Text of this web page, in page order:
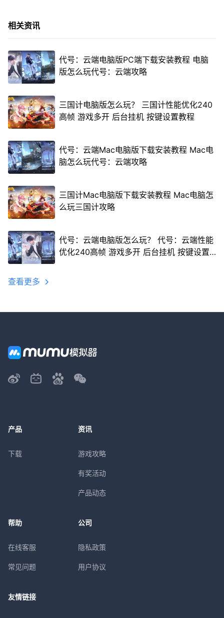
相关资讯
代号：云端电脑版PC端下载安装教程 电脑
版怎么玩代号：云端攻略
三国计电脑版怎么玩？ 三国计性能优化240
高帧 游戏多开 后台挂机 按键设置教程
代号：云端Mac电脑版下载安装教程 Mac电
脑怎么玩代号：云端攻略
三国计Mac电脑版下载安装教程 Mac电脑怎
么玩三国计攻略
代号：云端电脑版怎么玩？ 代号：云端性能
优化240高帧 游戏多开 后台挂机 按键设置
查看更多
产品
下载
资讯
游戏攻略
有奖活动
产品动态
帮助
在线客服
常见问题
公司
隐私政策
用户协议
友情链接